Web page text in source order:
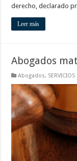
derecho, declarado
Leer más
Abogados
Abogados, SERVICIOS